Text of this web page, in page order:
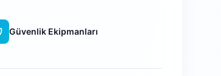
Güvenlik Ekipmanları